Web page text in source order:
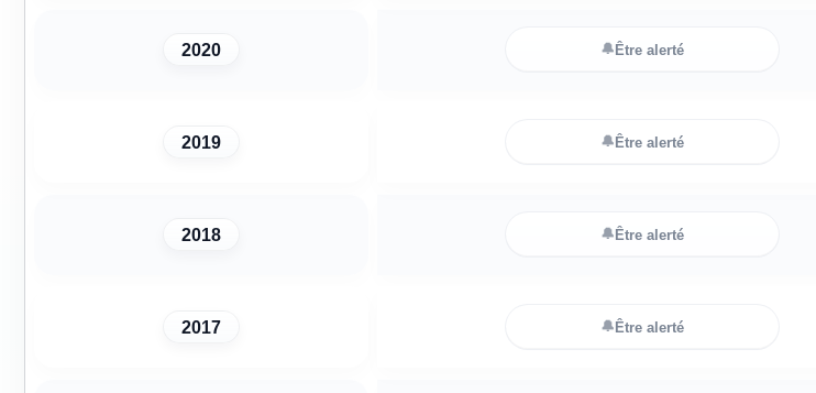
2020 🔔Être alerté
2019 🔔Être alerté
2018 🔔Être alerté
2017 🔔Être alerté